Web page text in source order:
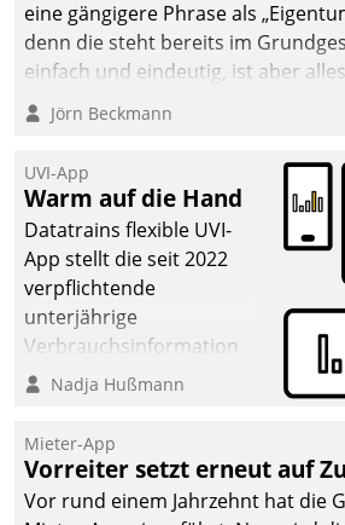
eine gängigere Phrase als
denn die steht bereits im
einfach und eindeutig, ist aber
Branchenbeschäftigte wissen.
Verantwortung folgen
Jörn Beckmann
UVI-App
Warm auf die Hand
Datatrains flexible UVI-
App stellt die seit 2022
verpflichtende
unterjährige
Verbrauchsinformation
schnell, zuverlässig und
Die monatlichen
Mitteilungen zum
Heizungs- und
Nadja Hußmann
Mieter-App
Vorreiter setzt erneut auf
Vor rund einem Jahrzehnt hat die